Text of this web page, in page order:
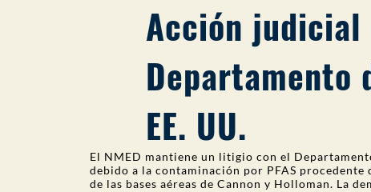
Acción
Departamento
EE. UU.
El NMED mantiene un litigio con el
debido a la contaminación por PFAS procedente
de las bases aéreas de Cannon y Holloman. La